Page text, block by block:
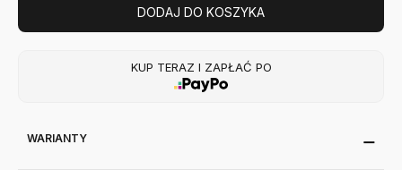
DODAJ DO KOSZYKA
KUP TERAZ I ZAPŁAĆ PO
WARIANTY